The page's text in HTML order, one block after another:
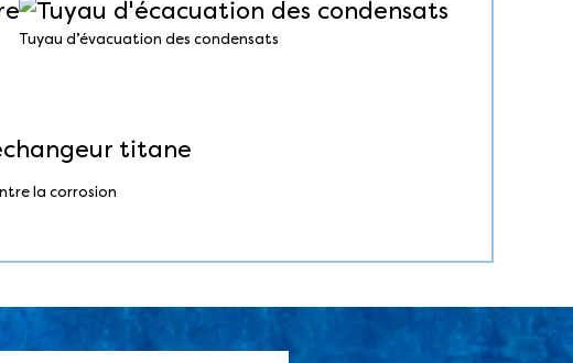
Tuyau d’évacuation des condensats
la corrosion